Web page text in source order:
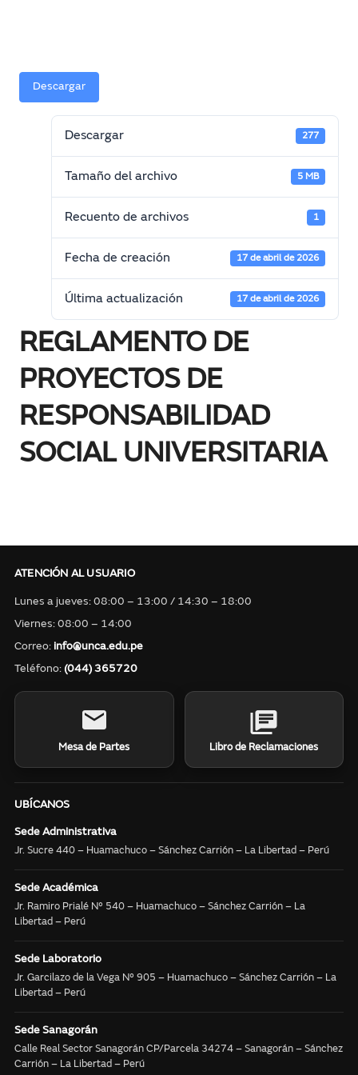
Descargar
Descargar 277
Tamaño del archivo 5 MB
Recuento de archivos 1
Fecha de creación 17 de abril de 2026
Última actualización 17 de abril de 2026
REGLAMENTO DE
PROYECTOS DE
RESPONSABILIDAD
SOCIAL UNIVERSITARIA
ATENCIÓN AL USUARIO
Lunes a jueves: 08:00 – 13:00 / 14:30 – 18:00
Viernes: 08:00 – 14:00
Correo: info@unca.edu.pe
Teléfono: (044) 365720
Mesa de Partes Libro de Reclamaciones
UBÍCANOS
Sede Administrativa
Jr. Sucre 440 – Huamachuco – Sánchez Carrión – La Libertad – Perú
Sede Académica
Jr. Ramiro Prialé N° 540 – Huamachuco – Sánchez Carrión – La
Libertad – Perú
Sede Laboratorio
Jr. Garcilazo de la Vega N° 905 – Huamachuco – Sánchez Carrión – La
Libertad – Perú
Sede Sanagorán
Calle Real Sector Sanagorán CP/Parcela 34274 – Sanagorán – Sánchez
Carrión – La Libertad – Perú